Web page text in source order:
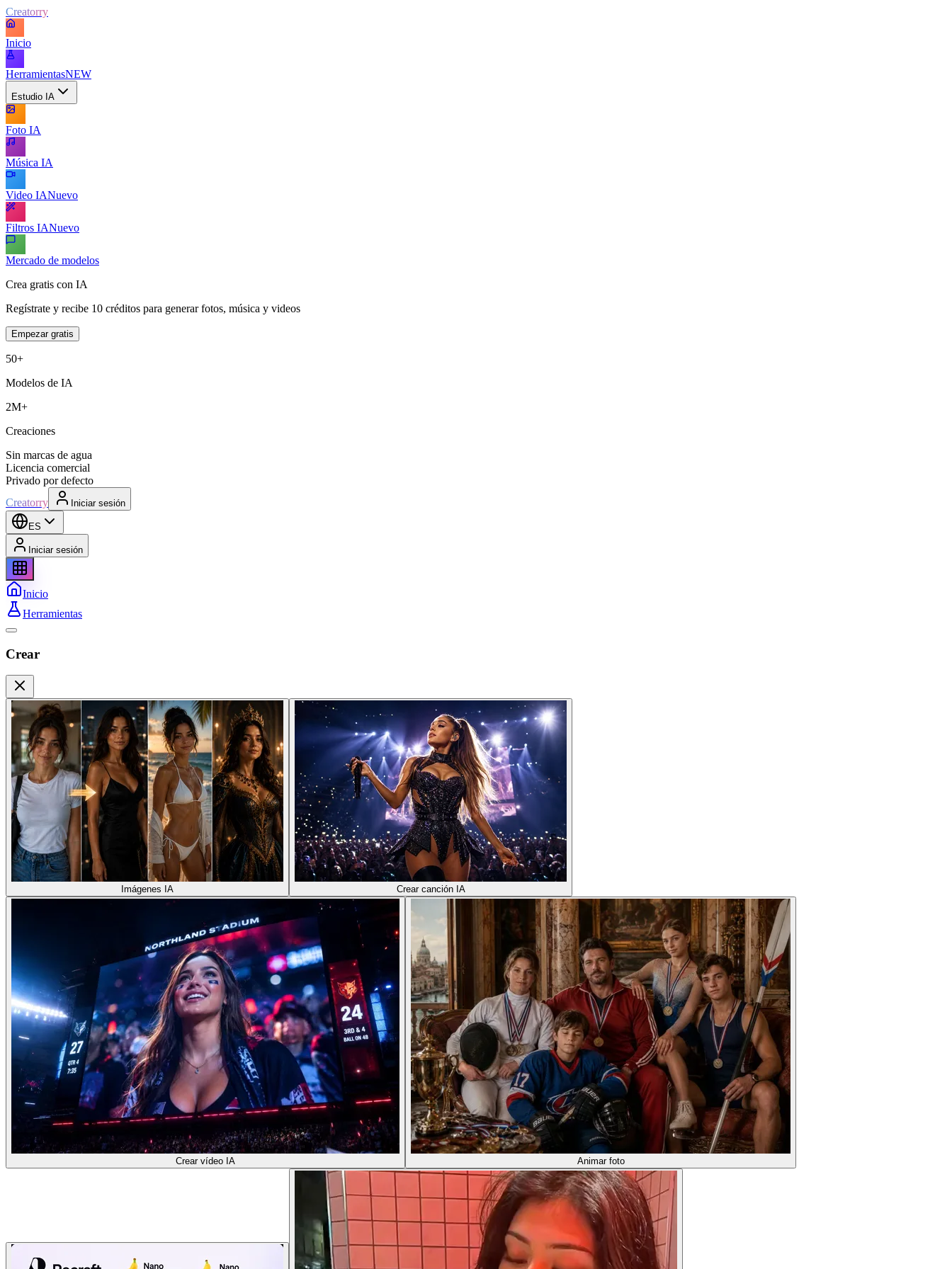
Creatorry
Inicio
HerramientasNEW
Estudio IA
Foto IA
Música IA
Video IANuevo
Filtros IANuevo
Mercado de modelos
Crea gratis con IA
Regístrate y recibe 10 créditos para generar fotos, música y videos
Empezar gratis
50+
Modelos de IA
2M+
Creaciones
Sin marcas de agua
Licencia comercial
Privado por defecto
Creatorry
Iniciar sesión
ES
Iniciar sesión
Inicio
Herramientas
Crear
Imágenes IA Crear canción IA
Crear vídeo IA Animar foto